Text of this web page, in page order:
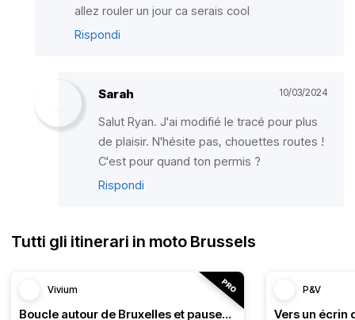
allez rouler un jour ca serais cool
Rispondi
Sarah 10/03/2024
Salut Ryan. J'ai modifié le tracé pour plus
de plaisir. N'hésite pas, chouettes routes !
C'est pour quand ton permis ?
Rispondi
Tutti gli itinerari in moto Brussels
Vivium
Boucle autour de Bruxelles et pauses au bord de l'eau
P&V
Vers un écrin